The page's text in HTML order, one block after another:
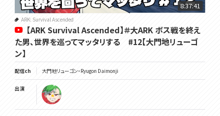
8:37:41
ARK: Survival Ascended
【ARK Survival Ascended】＃大ARK ボス戦を終え
た男、世界を巡ってマッタリする #12【大門地リューゴ
ン】
配信ch 大門地リューゴン・Ryugon Daimonji
出演